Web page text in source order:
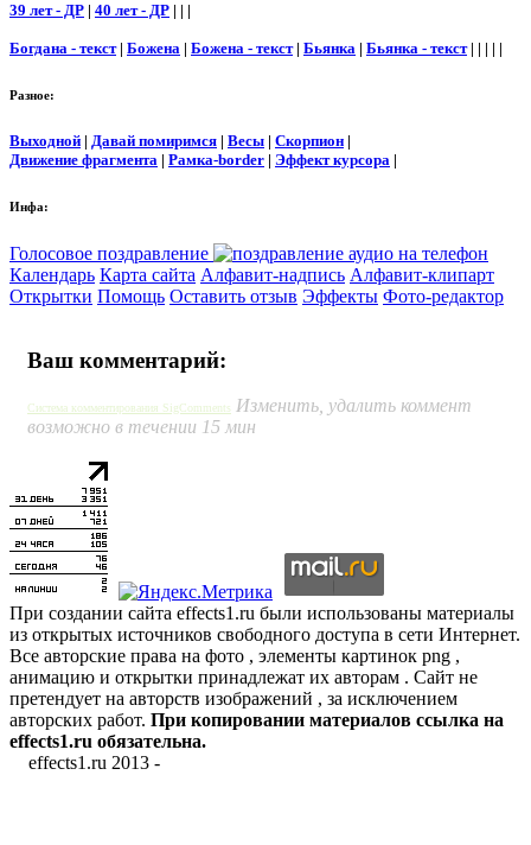
39 лет - ДР | 40 лет - ДР | | |
Богдана - текст| Божена | Божена - текст| Бьянка | Бьянка - текст| | | | |
Разное:
Выходной | Давай помиримся | Весы | Скорпион |
Движение фрагмента | Рамка-border | Эффект курсора |
Инфа:
Голосовое поздравление
Календарь Карта сайта Алфавит-надпись Алфавит-клипарт
Открытки Помощь Оставить отзыв Эффекты Фото-редактор
Ваш комментарий:
Система комментирования SigComments Изменить, удалить коммент
возможно в течении 15 мин
При создании сайта effects1.ru были использованы материалы
из открытых источников свободного доступа в сети Интернет.
Все авторские права на фото , элементы картинок png ,
анимацию и открытки принадлежат их авторам . Сайт не
претендует на авторств изображений , за исключением
авторских работ. При копировании материалов ссылка на
effects1.ru обязательна.
effects1.ru 2013 -